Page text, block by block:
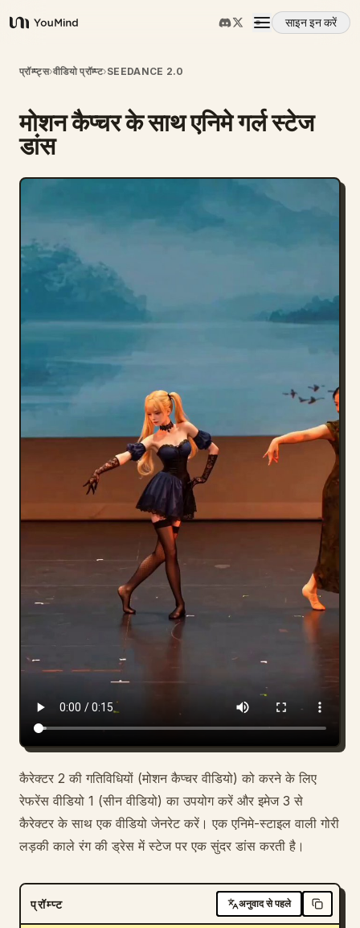
YouMind
साइन इन करें
अवलोकन
उपयोग के मामले
कौशल
मूल्य निर्धारण
डाउनलोड
ब्लॉग
अपडेट
प्रॉम्प्ट्स›वीडियो प्रॉम्प्ट›SEEDANCE 2.0
मोशन कैप्चर के साथ एनिमे गर्ल स्टेज
डांस
कैरेक्टर 2 की गतिविधियों (मोशन कैप्चर वीडियो) को करने के लिए
रेफरेंस वीडियो 1 (सीन वीडियो) का उपयोग करें और इमेज 3 से
कैरेक्टर के साथ एक वीडियो जेनरेट करें। एक एनिमे-स्टाइल वाली गोरी
लड़की काले रंग की ड्रेस में स्टेज पर एक सुंदर डांस करती है।
प्रॉम्प्ट अनुवाद से पहले